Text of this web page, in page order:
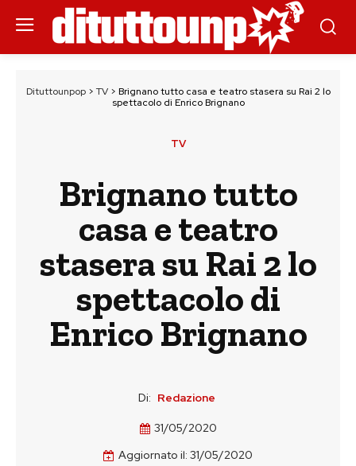
Dituttounpop> TV> Brignano tutto casa e teatro stasera su Rai 2 lo
spettacolo di Enrico Brignano
TV
Brignano tutto
casa e teatro
stasera su Rai 2 lo
spettacolo di
Enrico Brignano
Di: Redazione
31/05/2020
Aggiornato il: 31/05/2020